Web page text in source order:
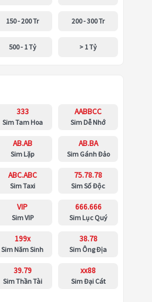
150 - 200 Tr 200 - 300 Tr
500 - 1 Tỷ > 1 Tỷ
333
Sim Tam Hoa
AABBCC
Sim Dễ Nhớ
AB.AB
Sim Lặp
AB.BA
Sim Gánh Đảo
ABC.ABC
Sim Taxi
75.78.78
Sim Số Độc
VIP
Sim VIP
666.666
Sim Lục Quý
199x
Sim Năm Sinh
38.78
Sim Ông Địa
39.79
Sim Thần Tài
xx88
Sim Đại Cát